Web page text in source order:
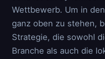
Wettbewerb. Um in
ganz oben zu stehen,
Strategie, die sowohl
Branche als auch die